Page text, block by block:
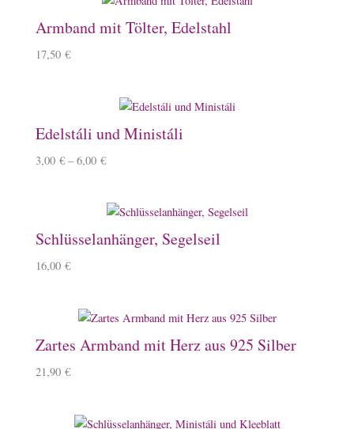
Armband mit Tölter, Edelstahl
17,50 €
Edelstáli und Ministáli
3,00 € –6,00 €
Schlüsselanhänger, Segelseil
16,00 €
Zartes Armband mit Herz aus 925 Silber
21,90 €